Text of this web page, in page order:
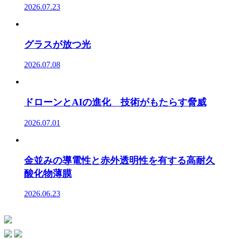
2026.07.23
グラスが放つ光
2026.07.08
ドローンとAIの進化 技術がもたらす脅威
2026.07.01
金並みの導電性と赤外透明性を有する高耐久
酸化物薄膜
2026.06.23